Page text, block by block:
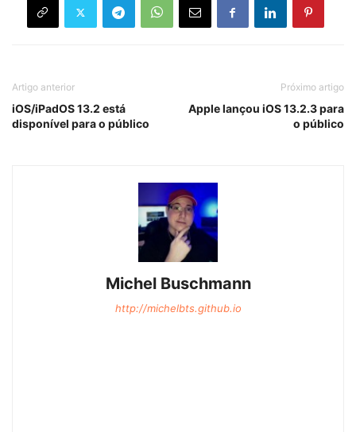
Artigo anterior
iOS/iPadOS 13.2 está
disponível para o público
Próximo artigo
Apple lançou iOS 13.2.3 para
o público
Michel Buschmann
http://michelbts.github.io